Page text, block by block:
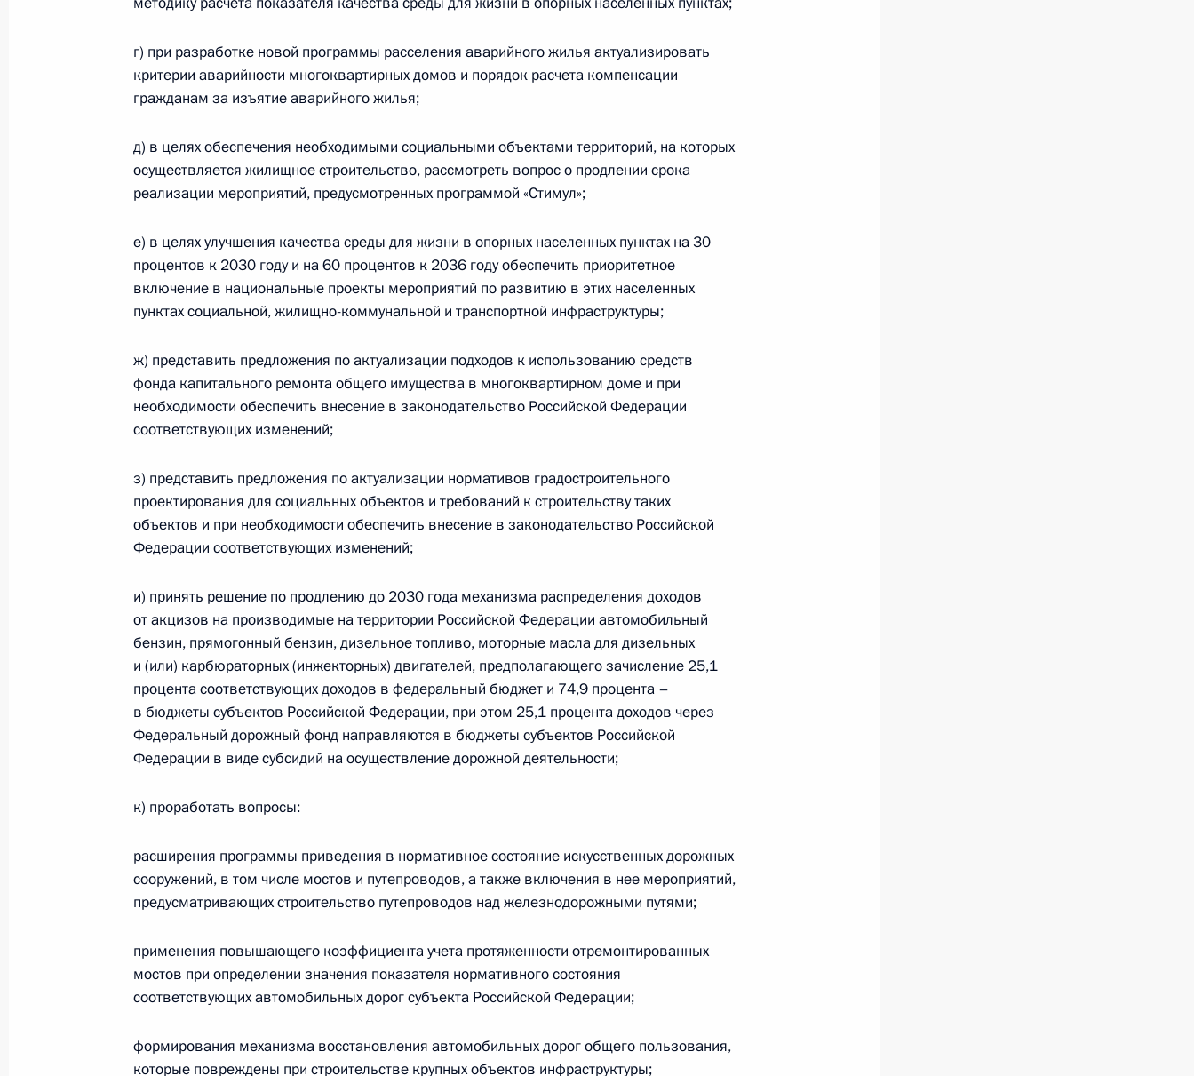
почтовой связи
14 ноября 2023 года, 11:55
Подписан закон, определяющий госпошлину за выдачу лицензии
на оказание ряда услуг связи
Внесены изменения в закон о связи
В законодательство введено понятие «рекомендательные
технологии»
В законодательство внесены изменения, регулирующие
пользователей
31 июля 2023 года, 16:30
Устанавливается административная ответственность
за правонарушения для владельцев социальных сетей
31 июля 2023 года, 16:05
13 июля 2023 года, 15:05
Внесено изменение в статью 2 закона о безопасности
критической информационной инфраструктуры России
10 июля 2023 года, 14:30
г) при разработке новой программы расселения аварийного жилья актуализировать
критерии аварийности многоквартирных домов и порядок расчета компенсации
гражданам за изъятие аварийного жилья;
д) в целях обеспечения необходимыми социальными объектами территорий, на которых
осуществляется жилищное строительство, рассмотреть вопрос о продлении срока
реализации мероприятий, предусмотренных программой «Стимул»;
е) в целях улучшения качества среды для жизни в опорных населенных пунктах на 30
процентов к 2030 году и на 60 процентов к 2036 году обеспечить приоритетное
включение в национальные проекты мероприятий по развитию в этих населенных
пунктах социальной, жилищно-коммунальной и транспортной инфраструктуры;
ж) представить предложения по актуализации подходов к использованию средств
фонда капитального ремонта общего имущества в многоквартирном доме и при
необходимости обеспечить внесение в законодательство Российской Федерации
соответствующих изменений;
з) представить предложения по актуализации нормативов градостроительного
проектирования для социальных объектов и требований к строительству таких
объектов и при необходимости обеспечить внесение в законодательство Российской
Федерации соответствующих изменений;
и) принять решение по продлению до 2030 года механизма распределения доходов
от акцизов на производимые на территории Российской Федерации автомобильный
бензин, прямогонный бензин, дизельное топливо, моторные масла для дизельных
и (или) карбюраторных (инжекторных) двигателей, предполагающего зачисление 25,1
процента соответствующих доходов в федеральный бюджет и 74,9 процента –
в бюджеты субъектов Российской Федерации, при этом 25,1 процента доходов через
Федеральный дорожный фонд направляются в бюджеты субъектов Российской
Федерации в виде субсидий на осуществление дорожной деятельности;
к) проработать вопросы:
расширения программы приведения в нормативное состояние искусственных дорожных
сооружений, в том числе мостов и путепроводов, а также включения в нее мероприятий,
предусматривающих строительство путепроводов над железнодорожными путями;
применения повышающего коэффициента учета протяженности отремонтированных
мостов при определении значения показателя нормативного состояния
соответствующих автомобильных дорог субъекта Российской Федерации;
формирования механизма восстановления автомобильных дорог общего пользования,
которые повреждены при строительстве крупных объектов инфраструктуры;